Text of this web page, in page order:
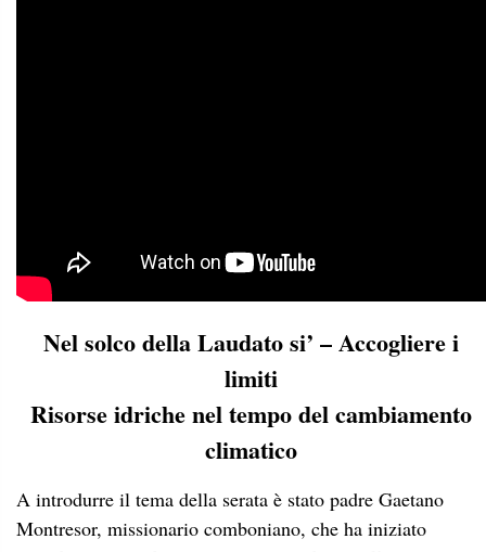
Nel solco della Laudato si’ – Accogliere i
limiti
Risorse idriche nel tempo del cambiamento
climatico
A introdurre il tema della serata è stato padre Gaetano
Montresor, missionario comboniano, che ha iniziato